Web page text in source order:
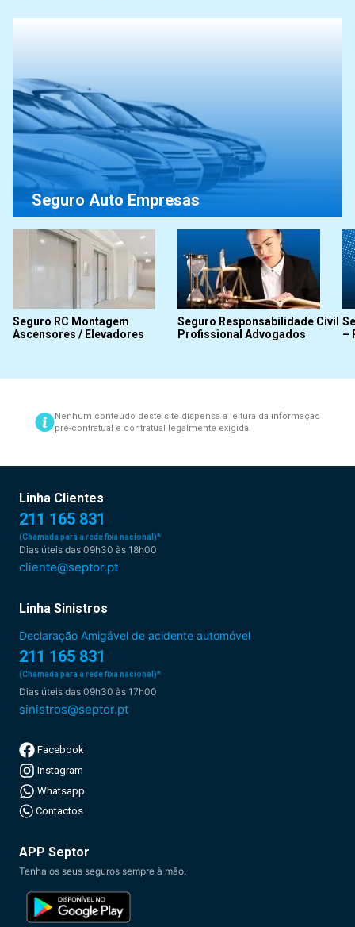
Seguro Auto Empresas
Seguro RC Montagem
Ascensores / Elevadores
Seguro Responsabilidade Civil
Profissional Advogados
–
Nenhum conteúdo deste site dispensa a leitura da informação
pré-contratual e contratual legalmente exigida.
Linha Clientes
211 165 831
(Chamada para a rede fixa nacional)*
Dias úteis das 09h30 às 18h00
cliente@septor.pt
Linha Sinistros
Declaração Amigável de acidente automóvel
211 165 831
(Chamada para a rede fixa nacional)*
Dias úteis das 09h30 às 17h00
sinistros@septor.pt
Facebook
Instagram
Whatsapp
Contactos
APP Septor
Tenha os seus seguros sempre à mão.